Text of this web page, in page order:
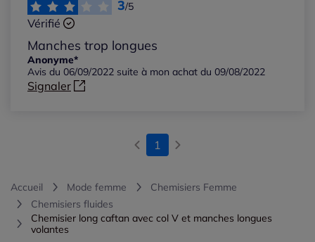
Les plus anciens
Notes les plus élevées
3/5
Vérifié
Manches trop longues
Anonyme*
Avis du 06/09/2022 suite à mon achat du 09/08/2022
Signaler
1
Accueil Mode femme
Chemisiers Femme
Chemisiers fluides
Chemisier long caftan avec col V et manches longues
volantes